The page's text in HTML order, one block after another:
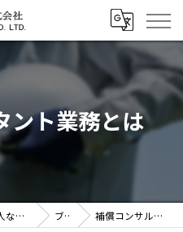
ント業務とは
秋田で建設コンサルタントの求人なら興建エンジニアリング株式会社 ブログ 補償コンサルタント業務とは